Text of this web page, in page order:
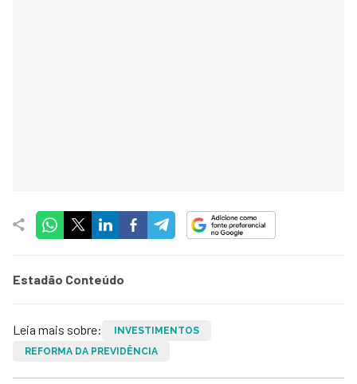
Estadão Conteúdo
Leia mais sobre:
INVESTIMENTOS
REFORMA DA PREVIDÊNCIA